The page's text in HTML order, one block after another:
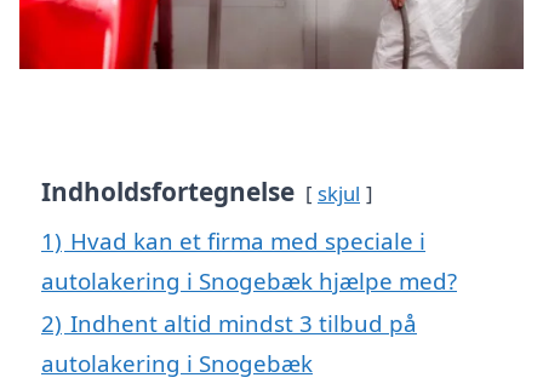
Indholdsfortegnelse skjul
1) Hvad kan et firma med speciale i
autolakering i Snogebæk hjælpe med?
2) Indhent altid mindst 3 tilbud på
autolakering i Snogebæk